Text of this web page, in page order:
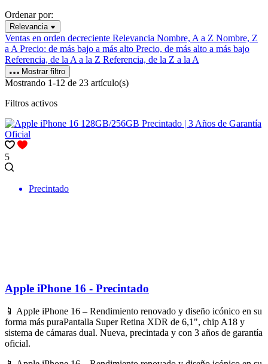
Ordenar por:
Relevancia
Ventas en orden decreciente Relevancia Nombre, A a Z Nombre, Z
a A Precio: de más bajo a más alto Precio, de más alto a más bajo
Referencia, de la A a la Z Referencia, de la Z a la A
Mostrar filtro
Mostrando 1-12 de 23 artículo(s)
Filtros activos
5
Precintado
Apple iPhone 16 - Precintado
📱 Apple iPhone 16 – Rendimiento renovado y diseño icónico en su
forma más puraPantalla Super Retina XDR de 6,1", chip A18 y
sistema de cámaras dual. Nueva, precintada y con 3 años de garantía
oficial.